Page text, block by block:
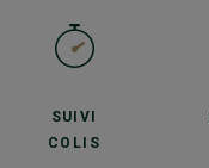
SUIVI
COLIS